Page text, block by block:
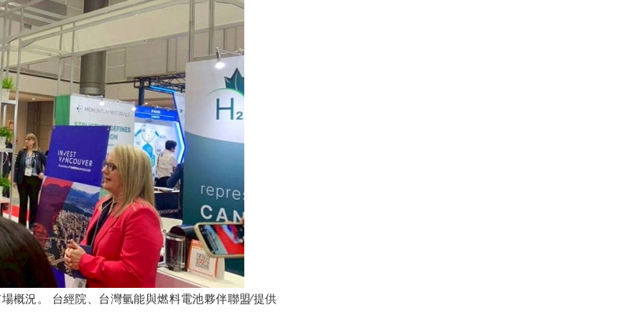
概況。 台經院、台灣氫能與燃料電池夥伴聯盟∕提供